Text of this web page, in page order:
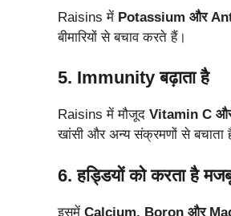
Raisins में Potassium और
बीमारियों से बचाव करते हैं।
5. Immunity बढ़ाता है
Raisins में मौजूद Vitamin C
खांसी और अन्य संक्रमणों से बचाता
6. हड्डियों को करता है
इसमें Calcium, Boron और